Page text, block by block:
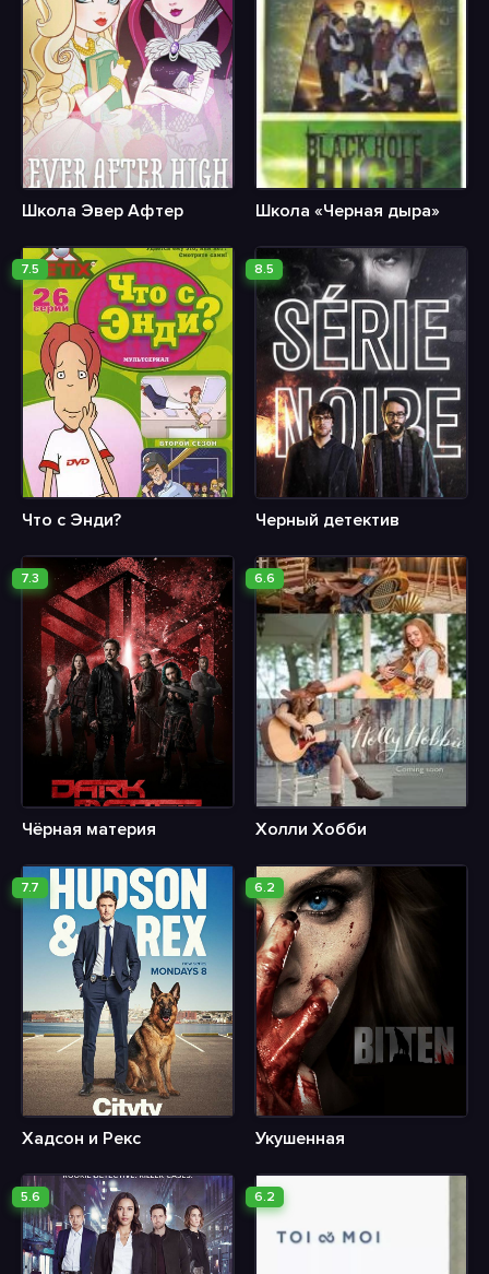
Школа Эвер Афтер Школа «Черная дыра»
7.5
Что с Энди?
8.5
Черный детектив
7.3
Чёрная материя
6.6
Холли Хобби
7.7
Хадсон и Рекс
6.2
Укушенная
5.6 6.2